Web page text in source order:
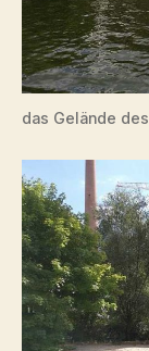
das Gelände